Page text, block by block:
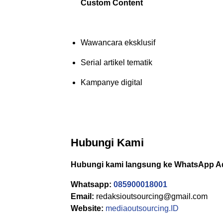
Custom Content
Wawancara eksklusif
Serial artikel tematik
Kampanye digital
Hubungi Kami
Hubungi kami langsung ke WhatsApp
Whatsapp: 085900018001
Email: redaksioutsourcing@gmail.com
Website: mediaoutsourcing.ID